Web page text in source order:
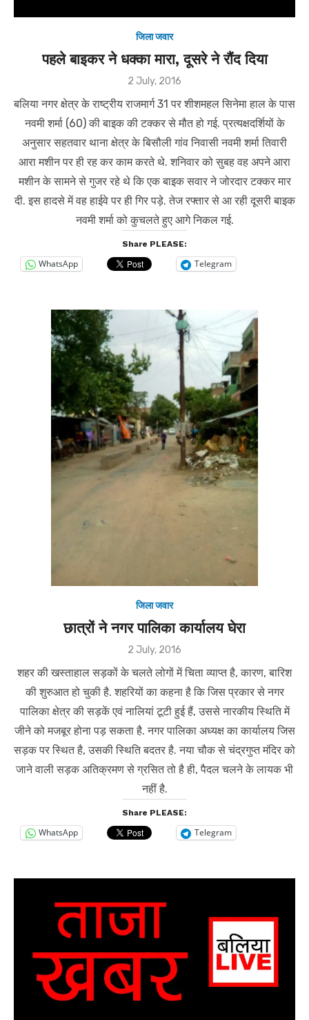
जिला जवार
पहले बाइकर ने धक्का मारा, दूसरे ने रौंद दिया
Posted
2 July, 2016
बलिया नगर क्षेत्र के राष्ट्रीय राजमार्ग 31 पर शीशमहल सिनेमा हाल के पास
नवमी शर्मा (60) की बाइक की टक्कर से मौत हो गई. प्रत्यक्षदर्शियों के
अनुसार सहतवार थाना क्षेत्र के बिसौली गांव निवासी नवमी शर्मा तिवारी
आरा मशीन पर ही रह कर काम करते थे. शनिवार को सुबह वह अपने आरा
मशीन के सामने से गुजर रहे थे कि एक बाइक सवार ने जोरदार टक्कर मार
दी. इस हादसे में वह हाईवे पर ही गिर पड़े. तेज रफ्तार से आ रही दूसरी बाइक
नवमी शर्मा को कुचलते हुए आगे निकल गई.
Share PLEASE:
WhatsApp Telegram
जिला जवार
छात्रों ने नगर पालिका कार्यालय घेरा
Posted
2 July, 2016
शहर की खस्ताहाल सड़कों के चलते लोगों में चिता व्याप्त है, कारण, बारिश
की शुरुआत हो चुकी है. शहरियों का कहना है कि जिस प्रकार से नगर
पालिका क्षेत्र की सड़कें एवं नालियां टूटी हुई हैं, उससे नारकीय स्थिति में
जीने को मजबूर होना पड़ सकता है. नगर पालिका अध्यक्ष का कार्यालय जिस
सड़क पर स्थित है, उसकी स्थिति बदतर है. नया चौक से चंद्रगुप्त मंदिर को
जाने वाली सड़क अतिक्रमण से ग्रसित तो है ही, पैदल चलने के लायक भी
नहीं है.
Share PLEASE:
WhatsApp Telegram